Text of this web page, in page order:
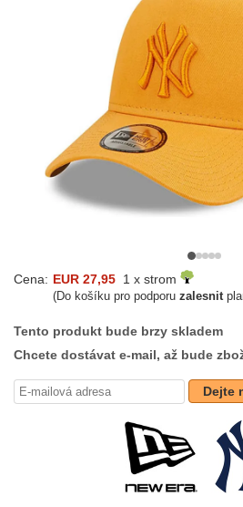
Cena: EUR 27,95 1 x strom
(Do košíku pro podporu zalesnit
Tento produkt bude brzy skladem
Chcete dostávat e-mail, až bude
Dejte